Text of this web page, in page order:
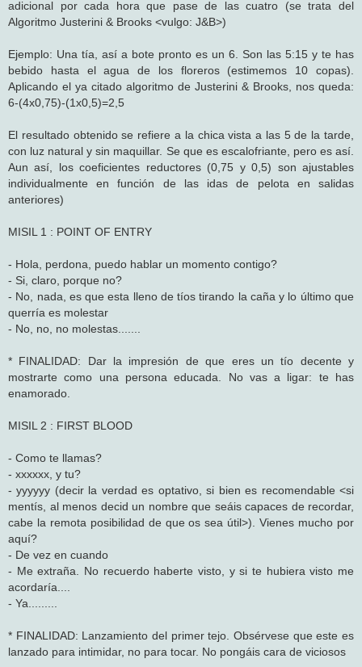
adicional por cada hora que pase de las cuatro (se trata del
Algoritmo Justerini & Brooks <vulgo: J&B>)
Ejemplo: Una tía, así a bote pronto es un 6. Son las 5:15 y te has
bebido hasta el agua de los floreros (estimemos 10 copas).
Aplicando el ya citado algoritmo de Justerini & Brooks, nos queda:
6-(4x0,75)-(1x0,5)=2,5
El resultado obtenido se refiere a la chica vista a las 5 de la tarde,
con luz natural y sin maquillar. Se que es escalofriante, pero es así.
Aun así, los coeficientes reductores (0,75 y 0,5) son ajustables
individualmente en función de las idas de pelota en salidas
anteriores)
MISIL 1 : POINT OF ENTRY
- Hola, perdona, puedo hablar un momento contigo?
- Si, claro, porque no?
- No, nada, es que esta lleno de tíos tirando la caña y lo último que
querría es molestar
- No, no, no molestas.......
* FINALIDAD: Dar la impresión de que eres un tío decente y
mostrarte como una persona educada. No vas a ligar: te has
enamorado.
MISIL 2 : FIRST BLOOD
- Como te llamas?
- xxxxxx, y tu?
- yyyyyy (decir la verdad es optativo, si bien es recomendable <si
mentís, al menos decid un nombre que seáis capaces de recordar,
cabe la remota posibilidad de que os sea útil>). Vienes mucho por
aquí?
- De vez en cuando
- Me extraña. No recuerdo haberte visto, y si te hubiera visto me
acordaría....
- Ya.........
* FINALIDAD: Lanzamiento del primer tejo. Obsérvese que este es
lanzado para intimidar, no para tocar. No pongáis cara de viciosos